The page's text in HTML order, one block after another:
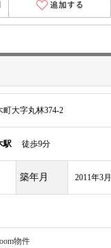
大字丸林374-2
駅 徒歩9分
築年月 2011年3月
物件